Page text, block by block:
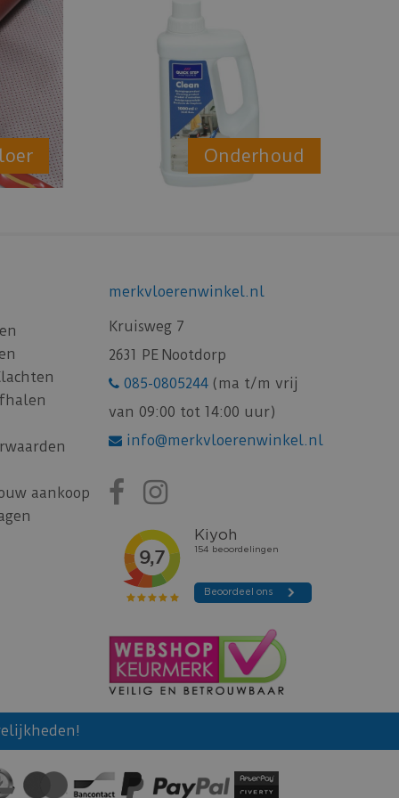
Onderhoud
aankoop
merkvloerenwinkel.nl
Kruisweg 7
2631 PE Nootdorp
085-0805244 (ma t/m vrij
van 09:00 tot 14:00 uur)
info@merkvloerenwinkel.nl